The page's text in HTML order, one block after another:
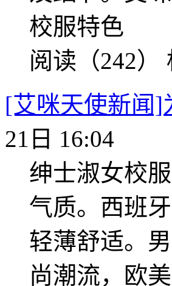
校服特色
阅读（242）
[艾咪天使新闻
21日 16:04
绅士淑女校
气质。西班
轻薄舒适。
尚潮流，欧